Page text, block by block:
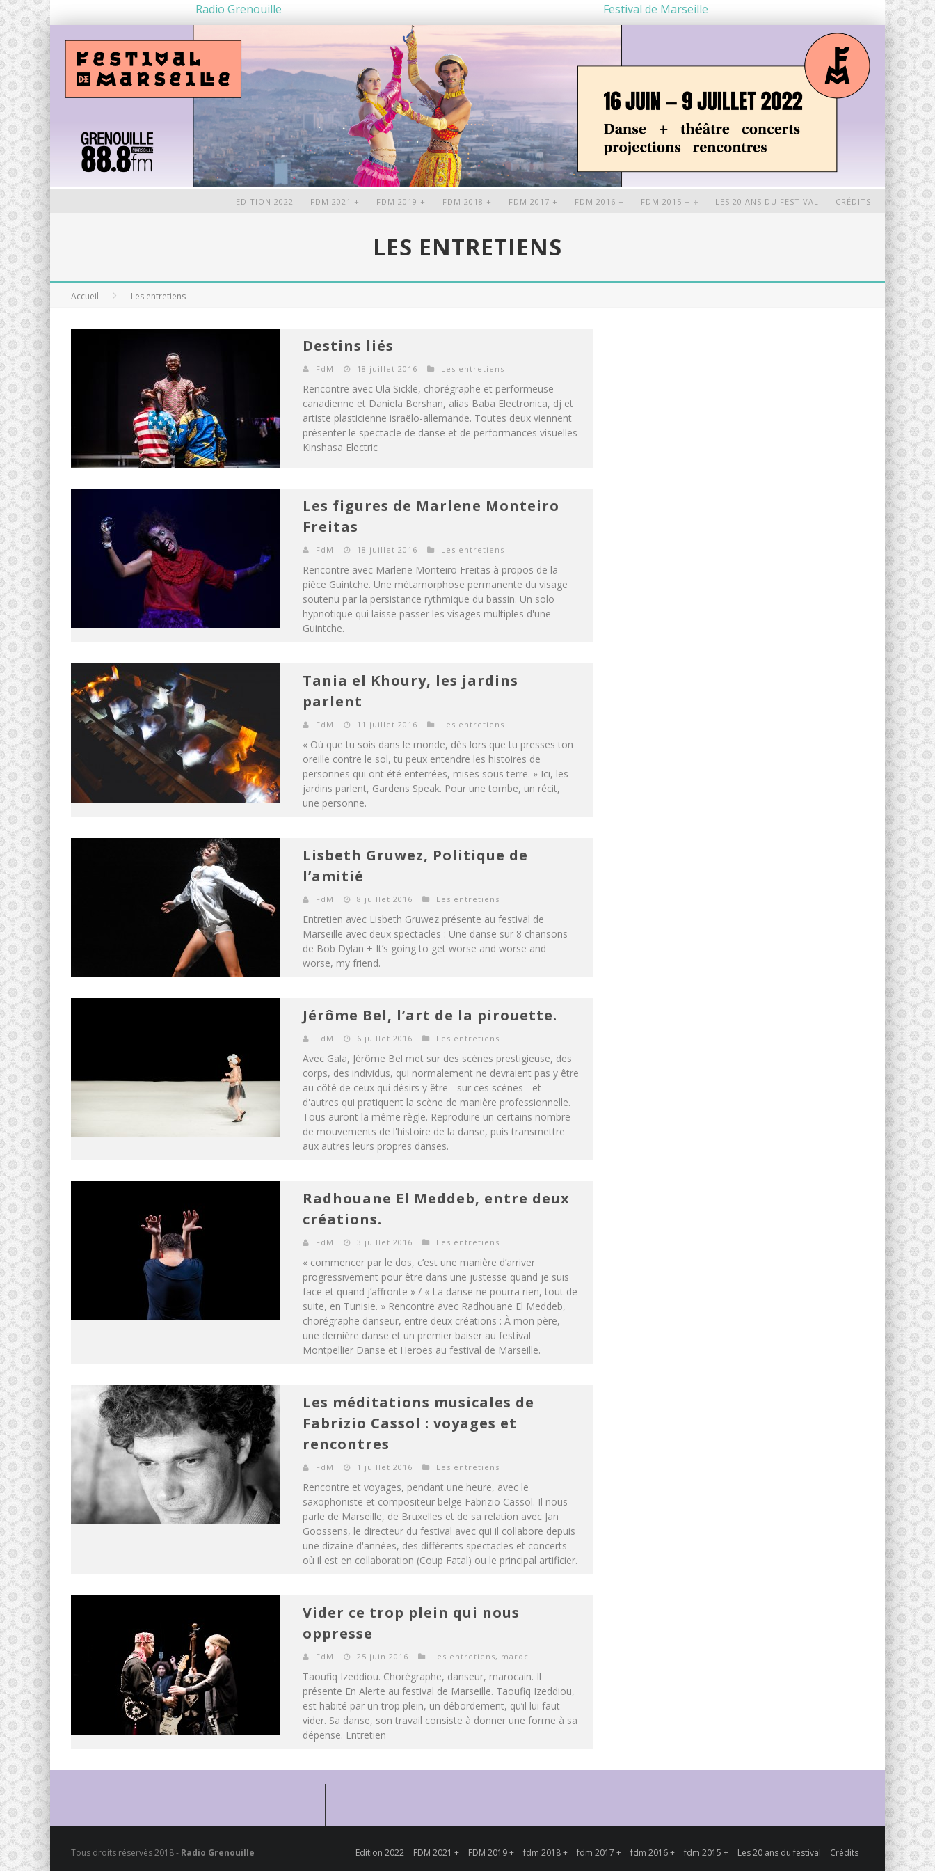
Radio Grenouille Festival de Marseille
EDITION 2022 FDM 2021 + FDM 2019 + FDM 2018 + FDM 2017 + FDM 2016 + FDM 2015 + LES 20 ANS DU FESTIVAL CRÉDITS
LES ENTRETIENS
Accueil Les entretiens
Destins liés
FdM 18 juillet 2016 Les entretiens
Rencontre avec Ula Sickle, chorégraphe et performeuse
canadienne et Daniela Bershan, alias Baba Electronica, dj et
artiste plasticienne israëlo-allemande. Toutes deux viennent
présenter le spectacle de danse et de performances visuelles
Kinshasa Electric
Les figures de Marlene Monteiro
Freitas
FdM 18 juillet 2016 Les entretiens
Rencontre avec Marlene Monteiro Freitas à propos de la
pièce Guintche. Une métamorphose permanente du visage
soutenu par la persistance rythmique du bassin. Un solo
hypnotique qui laisse passer les visages multiples d'une
Guintche.
Tania el Khoury, les jardins
parlent
FdM 11 juillet 2016 Les entretiens
« Où que tu sois dans le monde, dès lors que tu presses ton
oreille contre le sol, tu peux entendre les histoires de
personnes qui ont été enterrées, mises sous terre. » Ici, les
jardins parlent, Gardens Speak. Pour une tombe, un récit,
une personne.
Lisbeth Gruwez, Politique de
l’amitié
FdM 8 juillet 2016 Les entretiens
Entretien avec Lisbeth Gruwez présente au festival de
Marseille avec deux spectacles : Une danse sur 8 chansons
de Bob Dylan + It’s going to get worse and worse and
worse, my friend.
Jérôme Bel, l’art de la pirouette.
FdM 6 juillet 2016 Les entretiens
Avec Gala, Jérôme Bel met sur des scènes prestigieuse, des
corps, des individus, qui normalement ne devraient pas y être
au côté de ceux qui désirs y être - sur ces scènes - et
d'autres qui pratiquent la scène de manière professionnelle.
Tous auront la même règle. Reproduire un certains nombre
de mouvements de l'histoire de la danse, puis transmettre
aux autres leurs propres danses.
Radhouane El Meddeb, entre deux
créations.
FdM 3 juillet 2016 Les entretiens
« commencer par le dos, c’est une manière d’arriver
progressivement pour être dans une justesse quand je suis
face et quand j’affronte » / « La danse ne pourra rien, tout de
suite, en Tunisie. » Rencontre avec Radhouane El Meddeb,
chorégraphe danseur, entre deux créations : À mon père,
une dernière danse et un premier baiser au festival
Montpellier Danse et Heroes au festival de Marseille.
Les méditations musicales de
Fabrizio Cassol : voyages et
rencontres
FdM 1 juillet 2016 Les entretiens
Rencontre et voyages, pendant une heure, avec le
saxophoniste et compositeur belge Fabrizio Cassol. Il nous
parle de Marseille, de Bruxelles et de sa relation avec Jan
Goossens, le directeur du festival avec qui il collabore depuis
une dizaine d'années, des différents spectacles et concerts
où il est en collaboration (Coup Fatal) ou le principal artificier.
Vider ce trop plein qui nous
oppresse
FdM 25 juin 2016 Les entretiens, maroc
Taoufiq Izeddiou. Chorégraphe, danseur, marocain. Il
présente En Alerte au festival de Marseille. Taoufiq Izeddiou,
est habité par un trop plein, un débordement, qu’il lui faut
vider. Sa danse, son travail consiste à donner une forme à sa
dépense. Entretien
Tous droits réservés 2018 - Radio Grenouille Edition 2022 FDM 2021 + FDM 2019 + fdm 2018 + fdm 2017 + fdm 2016 + fdm 2015 + Les 20 ans du festival Crédits